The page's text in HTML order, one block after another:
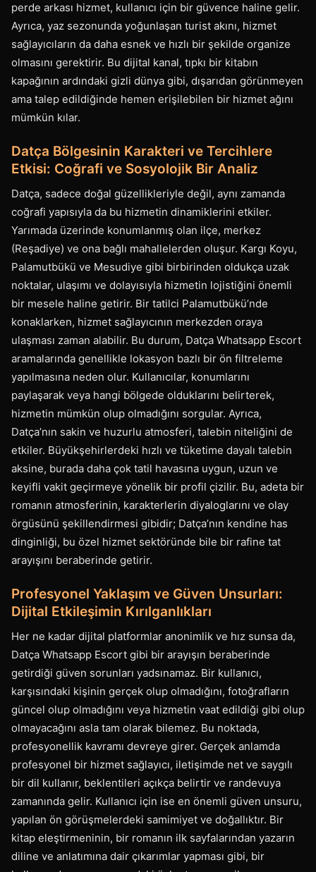
perde arkası hizmet, kullanıcı için bir güvence haline gelir.
Ayrıca, yaz sezonunda yoğunlaşan turist akını, hizmet
sağlayıcıların da daha esnek ve hızlı bir şekilde organize
olmasını gerektirir. Bu dijital kanal, tıpkı bir kitabın
kapağının ardındaki gizli dünya gibi, dışarıdan görünmeyen
ama talep edildiğinde hemen erişilebilen bir hizmet ağını
mümkün kılar.
Datça Bölgesinin Karakteri ve Tercihlere
Etkisi: Coğrafi ve Sosyolojik Bir Analiz
Datça, sadece doğal güzellikleriyle değil, aynı zamanda
coğrafi yapısıyla da bu hizmetin dinamiklerini etkiler.
Yarımada üzerinde konumlanmış olan ilçe, merkez
(Reşadiye) ve ona bağlı mahallelerden oluşur. Kargı Koyu,
Palamutbükü ve Mesudiye gibi birbirinden oldukça uzak
noktalar, ulaşımı ve dolayısıyla hizmetin lojistiğini önemli
bir mesele haline getirir. Bir tatilci Palamutbükü’nde
konaklarken, hizmet sağlayıcının merkezden oraya
ulaşması zaman alabilir. Bu durum, Datça Whatsapp Escort
aramalarında genellikle lokasyon bazlı bir ön filtreleme
yapılmasına neden olur. Kullanıcılar, konumlarını
paylaşarak veya hangi bölgede olduklarını belirterek,
hizmetin mümkün olup olmadığını sorgular. Ayrıca,
Datça’nın sakin ve huzurlu atmosferi, talebin niteliğini de
etkiler. Büyükşehirlerdeki hızlı ve tüketime dayalı talebin
aksine, burada daha çok tatil havasına uygun, uzun ve
keyifli vakit geçirmeye yönelik bir profil çizilir. Bu, adeta bir
romanın atmosferinin, karakterlerin diyaloglarını ve olay
örgüsünü şekillendirmesi gibidir; Datça’nın kendine has
dinginliği, bu özel hizmet sektöründe bile bir rafine tat
arayışını beraberinde getirir.
Profesyonel Yaklaşım ve Güven Unsurları:
Dijital Etkileşimin Kırılganlıkları
Her ne kadar dijital platformlar anonimlik ve hız sunsa da,
Datça Whatsapp Escort gibi bir arayışın beraberinde
getirdiği güven sorunları yadsınamaz. Bir kullanıcı,
karşısındaki kişinin gerçek olup olmadığını, fotoğrafların
güncel olup olmadığını veya hizmetin vaat edildiği gibi olup
olmayacağını asla tam olarak bilemez. Bu noktada,
profesyonellik kavramı devreye girer. Gerçek anlamda
profesyonel bir hizmet sağlayıcı, iletişimde net ve saygılı
bir dil kullanır, beklentileri açıkça belirtir ve randevuya
zamanında gelir. Kullanıcı için ise en önemli güven unsuru,
yapılan ön görüşmelerdeki samimiyet ve doğallıktır. Bir
kitap eleştirmeninin, bir romanın ilk sayfalarından yazarın
diline ve anlatımına dair çıkarımlar yapması gibi, bir